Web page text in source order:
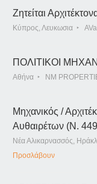
Ζητείται
Κύπρος, Λευκωσια
ΠΟΛΙΤΙΚΟΙ
Αθήνα NM
Μηχανικός /
Αυθαιρέτων (Ν.
Νέα Αλικαρνασσός,
Προσλάβουν